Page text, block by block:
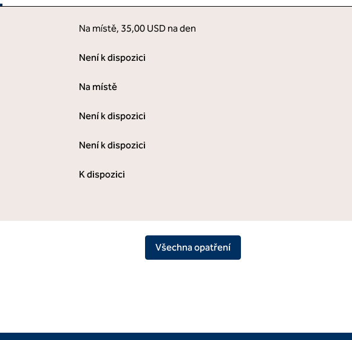
Na místě, 35,00 USD na den
Není k dispozici
Na místě
Není k dispozici
Není k dispozici
K dispozici
Všechna opatření